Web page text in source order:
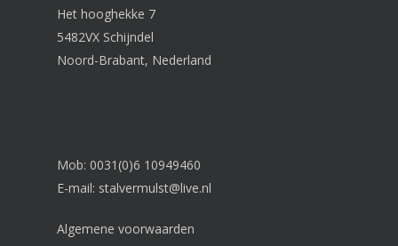
Het hooghekke 7
5482VX Schijndel
Noord-Brabant, Nederland
Mob: 0031(0)6 10949460
E-mail: stalvermulst@live.nl
Algemene voorwaarden